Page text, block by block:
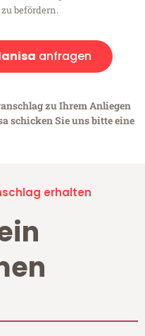
zu befördern.
anfragen
zu Ihrem Anliegen
schicken Sie uns bitte eine
erhalten